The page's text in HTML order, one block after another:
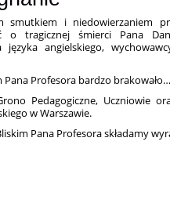
smutkiem i niedowierzaniem
o tragicznej śmierci Pana
języka angielskiego,
Pana Profesora bardzo brakowało…
Pedagogiczne, Uczniowie
w Warszawie.
Pana Profesora składamy